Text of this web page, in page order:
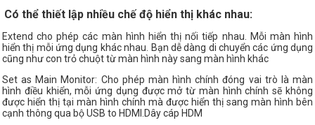
Có thể thiết lập nhiều chế độ hiển thị khác nhau:
Extend cho phép các màn hình hiển thị nối tiếp nhau. Mỗi màn hình
hiển thị mỗi ứng dụng khác nhau. Bạn dễ dàng di chuyển các ứng dụng
cũng như con trỏ chuột từ màn hình này sang màn hình khác
Set as Main Monitor: Cho phép màn hình chính đóng vai trò là màn
hình điều khiển, mỗi ứng dụng được mở từ màn hình chính sẽ không
được hiển thị tại màn hình chính mà được hiển thị sang màn hình bên
cạnh thông qua bộ USB to HDMI.Dây cáp HDM